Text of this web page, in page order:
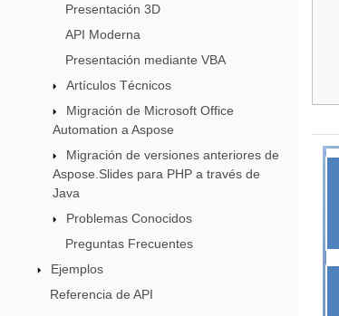
Presentación 3D
API Moderna
Presentación mediante VBA
Artículos Técnicos
Migración de Microsoft Office
Automation a Aspose
Migración de versiones anteriores de
Aspose.Slides para PHP a través de
Java
Problemas Conocidos
Preguntas Frecuentes
Ejemplos
Referencia de API